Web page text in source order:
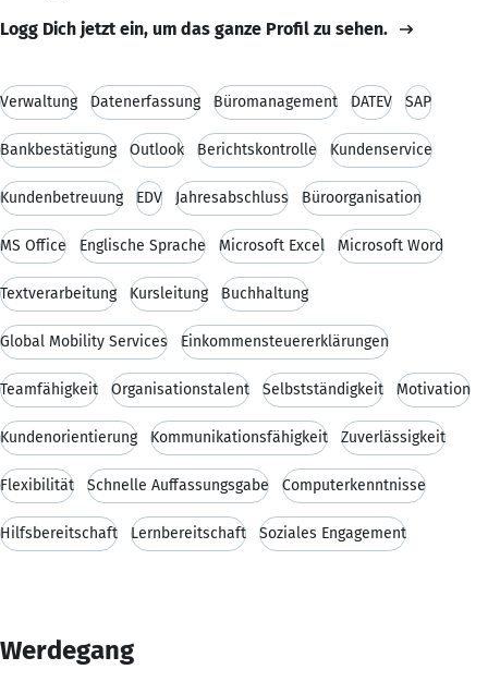
Logg Dich jetzt ein, um das ganze Profil zu sehen.
Verwaltung Datenerfassung Büromanagement DATEV SAP
Bankbestätigung Outlook Berichtskontrolle Kundenservice
Kundenbetreuung EDV Jahresabschluss Büroorganisation
MS Office Englische Sprache Microsoft Excel Microsoft Word
Textverarbeitung Kursleitung Buchhaltung
Global Mobility Services Einkommensteuererklärungen
Teamfähigkeit Organisationstalent Selbstständigkeit Motivation
Kundenorientierung Kommunikationsfähigkeit Zuverlässigkeit
Flexibilität Schnelle Auffassungsgabe Computerkenntnisse
Hilfsbereitschaft Lernbereitschaft Soziales Engagement
Werdegang